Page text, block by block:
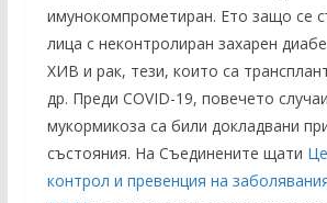
имунокомпрометиран. Ето защо се
лица с неконтролиран захарен
ХИВ и рак, тези, които са
др. Преди COVID-19, повечето
мукормикоза са били докладвани
състояния. На Съединените щати
контрол и превенция на